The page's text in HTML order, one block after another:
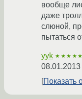
вообще
даже
слюной,
пытаться
yyk ★★★★★
Показать